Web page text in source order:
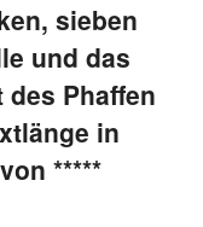
sieben
und das
Phaffen
in
*****